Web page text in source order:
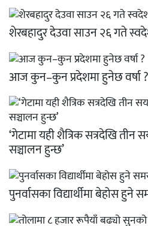
शेरबहादुर देउवा साउन २६ गते
आज कुन–कुन प्रदेशमा हुनेछ वर्षा ?
‘गेटामा यही शैत्रिक सत्रदेखि
सञ्चालन हुन्छ’
पुनर्वासका विद्यार्थीमा बेहोस हुने